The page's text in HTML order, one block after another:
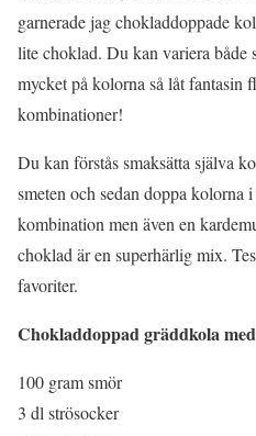
garnerade jag chokladdoppade
lite choklad. Du kan variera både
mycket på kolorna så låt fantasin
kombinationer!
Du kan förstås smaksätta själva
smeten och sedan doppa kolorna
kombination men även en
choklad är en superhärlig mix.
favoriter.
Chokladdoppad gräddkola
100 gram smör
3 dl strösocker